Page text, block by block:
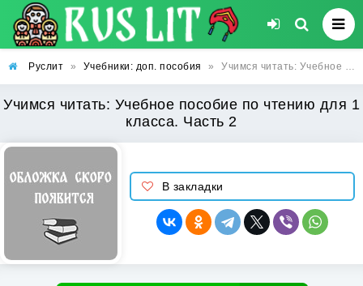
Руслит » Учебники: доп. пособия » Учимся читать: Учебное пособие по чтению для 1 класса. Часть 2
Учимся читать: Учебное пособие по чтению для 1
класса. Часть 2
В закладки